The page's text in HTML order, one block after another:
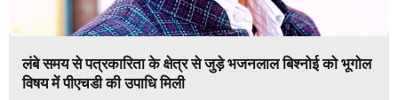
लंबे समय से पत्रकारिता के क्षेत्र से जुड़े भजनलाल बिश्नोई को भूगोल
विषय में पीएचडी की उपाधि मिली